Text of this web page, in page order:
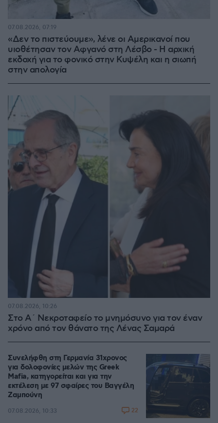
«Δεν το πιστεύουμε», λένε οι Αμερικανοί που
υιοθέτησαν τον Αφγανό στη Λέσβο - Η αρχική
εκδοχή για το φονικό στην Κυψέλη και η σιωπή
στην απολογία
07.08.2026, 07:19
Στο Α΄ Νεκροταφείο το μνημόσυνο για τον έναν
χρόνο από τον θάνατο της Λένας Σαμαρά
07.08.2026, 10:26
Συνελήφθη στη Γερμανία 31χρονος
για δολοφονίες μελών της Greek
Mafia, κατηγορείται και για την
εκτέλεση με 97 σφαίρες του Βαγγέλη
Ζαμπούνη
07.08.2026, 10:33 22